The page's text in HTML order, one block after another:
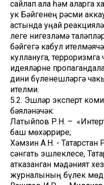
сайлап ала һәм аларга
ук Бәйгенең рәсми
астында уңай
Әлеге нигезләмә
бәйгегә кабул
куллануга,
идеяләрне
дини бүленешләргә
ителми.
5.2. Эшләр эксперт
бәяләнәчәк:
Латыйпов Р.Н. –
баш мөхәррире;
Хәмзин А.Н. - Татарстан
сәнгать эшлеклесе,
атказанган мәдәният
журналының бүлек